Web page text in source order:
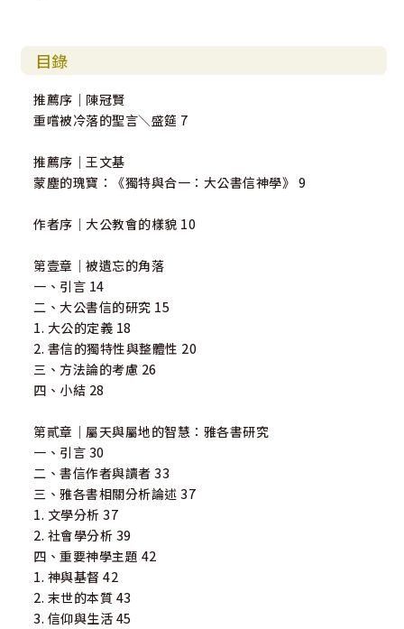
目錄
推薦序｜陳冠賢
重嚐被冷落的聖言＼盛筵 7
推薦序｜王文基
蒙塵的瑰寶：《獨特與合一：大公書信神學》 9
作者序｜大公教會的樣貌 10
第壹章｜被遺忘的角落
一、引言 14
二、大公書信的研究 15
1. 大公的定義 18
2. 書信的獨特性與整體性 20
三、方法論的考慮 26
四、小結 28
第貳章｜屬天與屬地的智慧：雅各書研究
一、引言 30
二、書信作者與讀者 33
三、雅各書相關分析論述 37
1. 文學分析 37
2. 社會學分析 39
四、重要神學主題 42
1. 神與基督 42
2. 末世的本質 43
3. 信仰與生活 45